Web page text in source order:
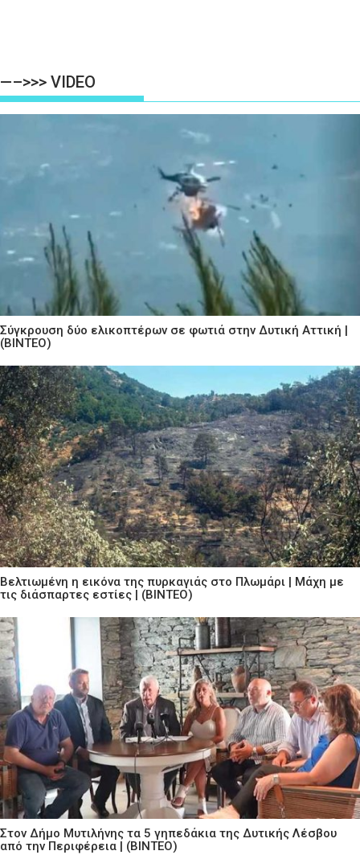
—–>>> VIDEO
Σύγκρουση δύο ελικοπτέρων σε φωτιά στην Δυτική Αττική |
(ΒΙΝΤΕΟ)
Βελτιωμένη η εικόνα της πυρκαγιάς στο Πλωμάρι | Μάχη με
τις διάσπαρτες εστίες | (ΒΙΝΤΕΟ)
Στον Δήμο Μυτιλήνης τα 5 γηπεδάκια της Δυτικής Λέσβου
από την Περιφέρεια | (ΒΙΝΤΕΟ)